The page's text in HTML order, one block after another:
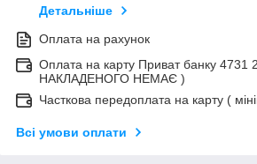
Детальніше
Оплата на рахунок
Оплата на карту Приват банку 4731
НАКЛАДЕНОГО НЕМАЄ )
Часткова передоплата на карту (
Всі умови оплати